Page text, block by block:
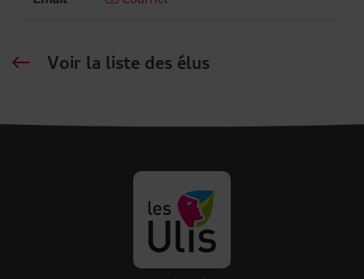
Voir la liste des élus
Revenir à la page d'accueil des